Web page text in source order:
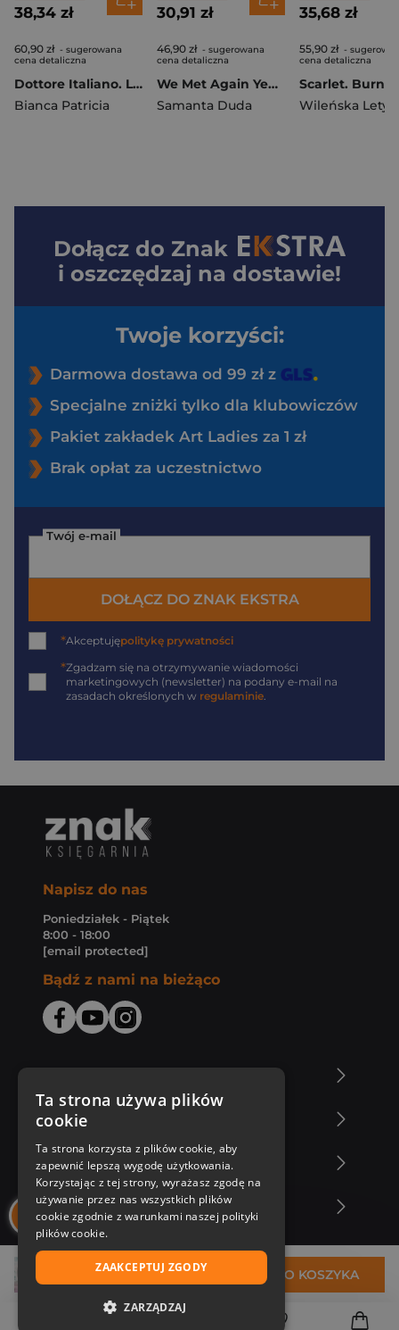
31,97 zł DO KOSZYKA
38,34 zł
60,90 zł - sugerowana
cena detaliczna
Dottore Italiano. La Mafia Italiana. Tom 3
Bianca Patricia
30,91 zł
46,90 zł - sugerowana
cena detaliczna
We Met Again Years Later. Silent Promises Tom 2
Samanta Duda
35,68 zł
55,90 zł -
cena detaliczna
Wileńska
Dołącz do Znak
i oszczędzaj na dostawie!
Twoje korzyści:
Darmowa dostawa od 99 zł z
Specjalne zniżki tylko dla klubowiczów
Pakiet zakładek Art Ladies za 1 zł
Brak opłat za uczestnictwo
Twój e-mail
DOŁĄCZ DO ZNAK EKSTRA
*Akceptujępolitykę prywatności
*Zgadzam się na otrzymywanie wiadomości
marketingowych (newsletter) na podany e-mail na
zasadach określonych w regulaminie
Napisz do nas
Poniedziałek - Piątek
8:00 - 18:00
[email protected]
Bądź z nami na bieżąco
Zakupy u nas
Nasza oferta
Nasi autorzy
Ta strona używa plików
cookie
Ta strona korzysta z plików cookie, aby
zapewnić lepszą wygodę użytkowania.
Korzystając z tej strony, wyrażasz zgodę na
używanie przez nas wszystkich plików
cookie zgodnie z warunkami naszej polityki
plików cookie.
ZAAKCEPTUJ ZGODY
ZARZĄDZAJ